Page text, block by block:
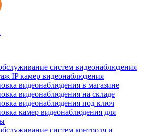
систем видеонаблюдения
IP камер видеонаблюдения
видеонаблюдения в магазине
видеонаблюдения на складе
видеонаблюдения под ключ
камер видеонаблюдения для
систем контроля и